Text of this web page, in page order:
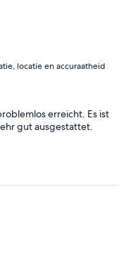
locatie en accuraatheid
erreicht. Es ist
gut ausgestattet.